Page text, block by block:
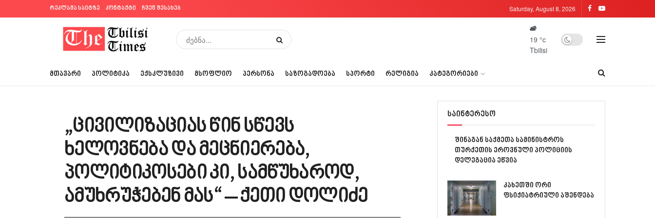
რეკლამა საიტზე კონტაქტი ჩვენ შესახებ Saturday, August 8, 2026
19 °c
Tbilisi
ᲛᲗᲐᲕᲐᲠᲘ ᲞᲝᲚᲘᲢᲘᲙᲐ ᲔᲥᲡᲙᲚᲣᲖᲘᲕᲘ ᲛᲡᲝᲤᲚᲘᲝ ᲞᲔᲠᲡᲝᲜᲐ ᲡᲐᲖᲝᲒᲐᲓᲝᲔᲑᲐ ᲡᲞᲝᲠᲢᲘ ᲠᲔᲚᲘᲒᲘᲐ ᲙᲐᲢᲔᲒᲝᲠᲘᲔᲑᲘ
„ცივილიზაციას წინ სწევს
ხელოვნება და მეცნიერება,
პოლიტიკოსები კი, სამწუხაროდ,
ამუხრუჭებენ მას“ – ქეთი დოლიძე
საინტერესო
შინაგან საქმეთა სამინისტროს
თურქეთის ეროვნული პოლიციის
დელეგაცია ეწვია
კახეთში ორი
ფსიქიატრიული აშენდება